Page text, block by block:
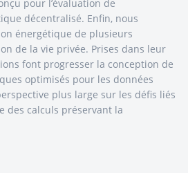
pour l’évaluation de
décentralisé. Enfin, nous
énergétique de plusieurs
de la vie privée. Prises dans leur
font progresser la conception de
optimisés pour les données
plus large sur les défis liés
des calculs préservant la